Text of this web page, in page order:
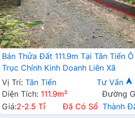
Bán Thửa Đất 111.9m Tại Tân Tiến
Trục Chính Kinh Doanh Liên Xã
Vị Trí: Tân Tiến Tư Vấn
Diện Tích: 111.9m²
Đường
Giá:2-2.5 Tỉ Đã Có Sổ Thành